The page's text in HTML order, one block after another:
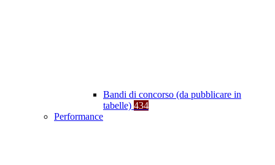
Bandi di concorso (da pubblicare in
tabelle) 434
Performance